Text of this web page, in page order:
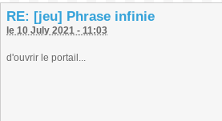
RE: [jeu] Phrase infinie
le 10 July 2021 - 11:03
d'ouvrir le portail...